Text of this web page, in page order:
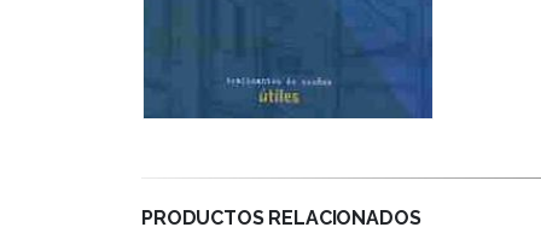
PRODUCTOS RELACIONADOS